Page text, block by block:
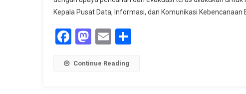
Laki
Kepala Pusat Data, Informasi, dan Komunikasi Kebencanaan
Facebook
Mastodon
Email
Continue Reading